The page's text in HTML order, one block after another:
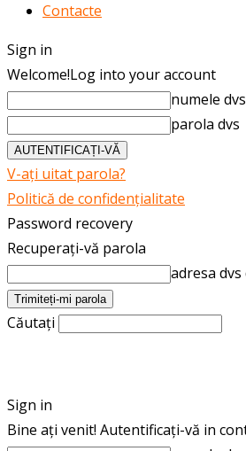
Contacte
Sign in
Welcome!Log into your account
numele
parola dvs
V-ați uitat parola?
Politică de confidențialitate
Password recovery
Recuperați-vă parola
adresa dvs
Căutați
Sign in
Bine ați venit! Autentificați-vă in